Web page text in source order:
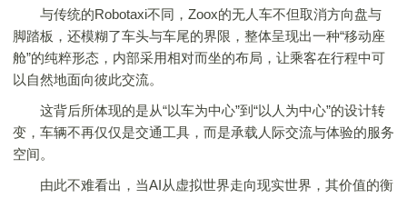
与传统的Robotaxi不同，Zoox的无人车不但取消方向盘与
脚踏板，还模糊了车头与车尾的界限，整体呈现出一种“移动座
舱”的纯粹形态，内部采用相对而坐的布局，让乘客在行程中可
以自然地面向彼此交流。
这背后所体现的是从“以车为中心”到“以人为中心”的设计转
变，车辆不再仅仅是交通工具，而是承载人际交流与体验的服务
空间。
由此不难看出，当AI从虚拟世界走向现实世界，其价值的衡